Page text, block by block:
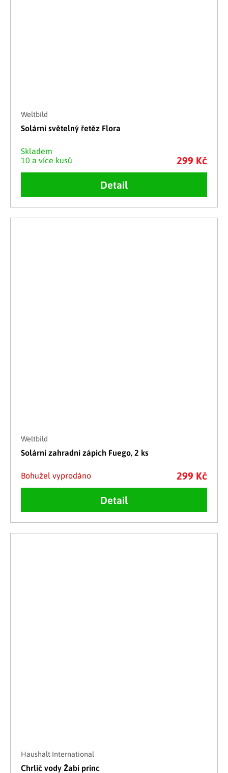
Weltbild
Solární světelný řetěz Flora
Skladem
10 a více kusů
299 Kč
Detail
Weltbild
Solární zahradní zápich Fuego, 2 ks
Bohužel vyprodáno 299 Kč
Detail
Haushalt International
Chrlič vody Žabí princ